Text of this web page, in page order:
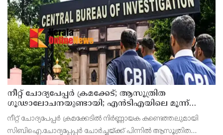
നീറ്റ് ചോദ്യപേപ്പര്‍ ക്രമക്കേട്; ആസൂത്രിത
ഗൂഢാലോചനയുണ്ടായി; എന്‍ടിഎയിലെ മൂന്ന്
സബ്ജക്ട് വിദഗ്ധര്‍ക്ക് പങ്കുണ്ടെന്ന നിർണായക
കണ്ടെത്തലുമായി സിബിഐ
നീറ്റ് ചോദ്യപേപ്പര്‍ ക്രമക്കേടിൽ നിർണ്ണായക കണ്ടെത്തലുമായി
സിബിഐ.ചോദ്യപ്പേപ്പർ ചോർച്ചയ്ക്ക് പിന്നില്‍ ആസൂത്രിത